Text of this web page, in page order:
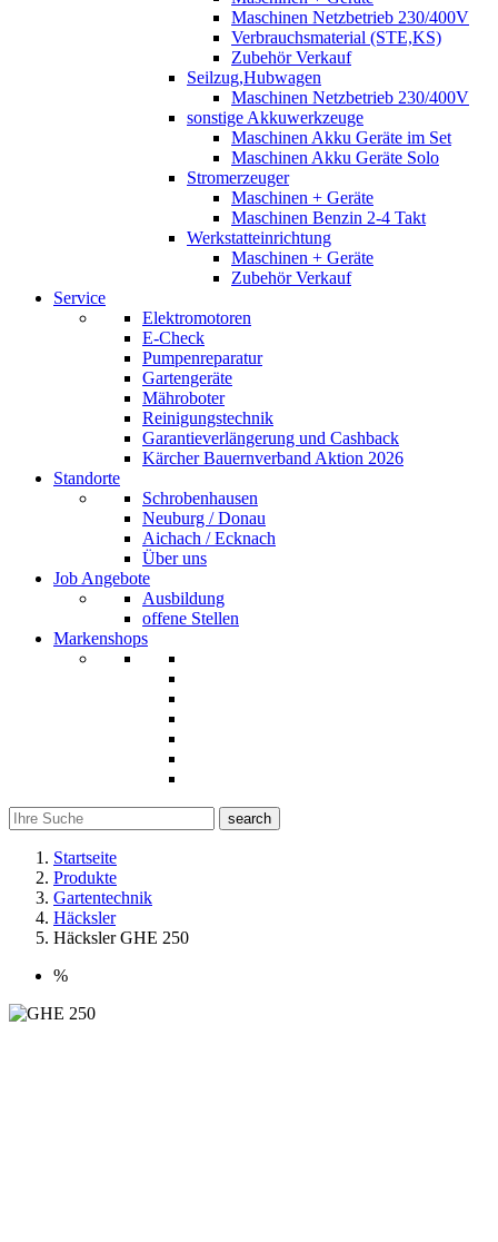
Maschinen Netzbetrieb 230/400V
Verbrauchsmaterial (STE,KS)
Zubehör Verkauf
Seilzug,Hubwagen
Maschinen Netzbetrieb 230/400V
sonstige Akkuwerkzeuge
Maschinen Akku Geräte im Set
Maschinen Akku Geräte Solo
Stromerzeuger
Maschinen + Geräte
Maschinen Benzin 2-4 Takt
Werkstatteinrichtung
Maschinen + Geräte
Zubehör Verkauf
Service
Elektromotoren
E-Check
Pumpenreparatur
Gartengeräte
Mähroboter
Reinigungstechnik
Garantieverlängerung und Cashback
Kärcher Bauernverband Aktion 2026
Standorte
Schrobenhausen
Neuburg / Donau
Aichach / Ecknach
Über uns
Job Angebote
Ausbildung
offene Stellen
Markenshops
search
Startseite
Produkte
Gartentechnik
Häcksler
Häcksler GHE 250
%